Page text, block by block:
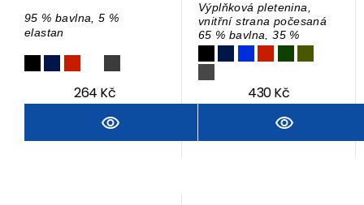
95 % bavlna, 5 %
elastan
264 Kč
Výplňková pletenina,
vnitřní strana počesaná
65 % bavlna, 35 %
polyester
430 Kč